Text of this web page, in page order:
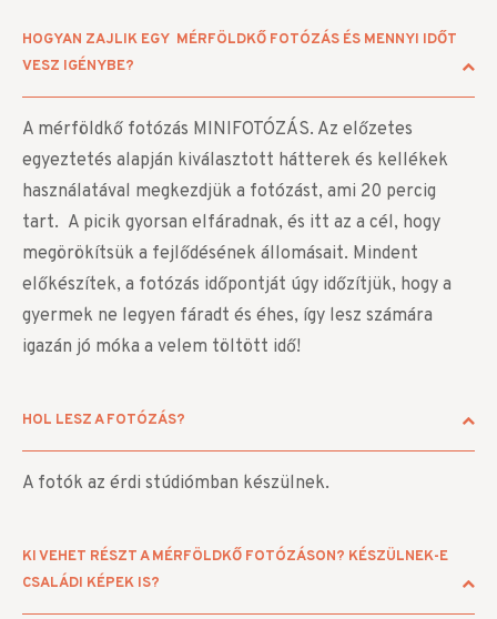
HOGYAN ZAJLIK EGY MÉRFÖLDKŐ FOTÓZÁS ÉS MENNYI IDŐT
VESZ IGÉNYBE?
A mérföldkő fotózás MINIFOTÓZÁS. Az előzetes
egyeztetés alapján kiválasztott hátterek és kellékek
használatával megkezdjük a fotózást, ami 20 percig
tart. A picik gyorsan elfáradnak, és itt az a cél, hogy
megörökítsük a fejlődésének állomásait. Mindent
előkészítek, a fotózás időpontját úgy időzítjük, hogy a
gyermek ne legyen fáradt és éhes, így lesz számára
igazán jó móka a velem töltött idő!
HOL LESZ A FOTÓZÁS?
A fotók az érdi stúdiómban készülnek.
KI VEHET RÉSZT A MÉRFÖLDKŐ FOTÓZÁSON? KÉSZÜLNEK-E
CSALÁDI KÉPEK IS?